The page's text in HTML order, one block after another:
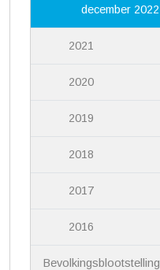
december 2022
2021
2020
2019
2018
2017
2016
Bevolkingsblootstelling